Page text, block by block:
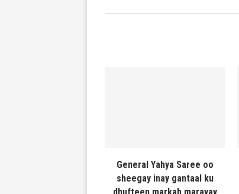
General Yahya Saree oo
sheegay inay gantaal ku